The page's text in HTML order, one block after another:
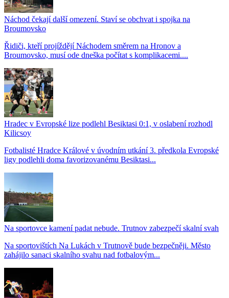
Náchod čekají další omezení. Staví se obchvat i spojka na
Broumovsko
Řidiči, kteří projíždějí Náchodem směrem na Hronov a
Broumovsko, musí ode dneška počítat s komplikacemi....
Hradec v Evropské lize podlehl Besiktasi 0:1, v oslabení rozhodl
Kilicsoy
Fotbalisté Hradce Králové v úvodním utkání 3. předkola Evropské
ligy podlehli doma favorizovanému Besiktasi...
Na sportovce kamení padat nebude. Trutnov zabezpečí skalní svah
Na sportovištích Na Lukách v Trutnově bude bezpečněji. Město
zahájilo sanaci skalního svahu nad fotbalovým...